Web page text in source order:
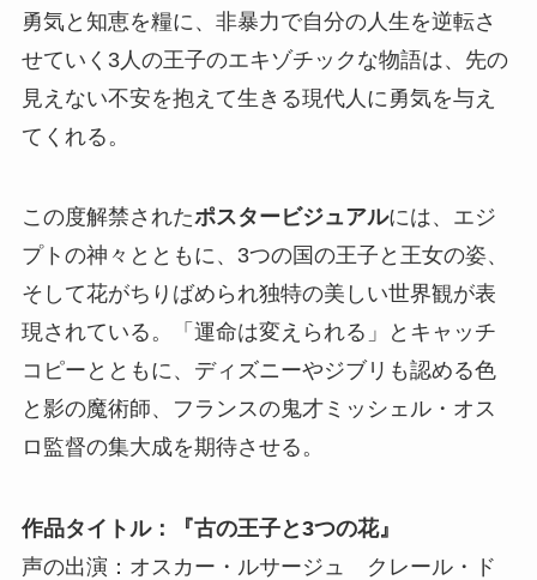
勇気と知恵を糧に、非暴力で自分の人生を逆転さ
せていく3人の王子のエキゾチックな物語は、先の
見えない不安を抱えて生きる現代人に勇気を与え
てくれる。
この度解禁されたポスタービジュアルには、エジ
プトの神々とともに、3つの国の王子と王女の姿、
そして花がちりばめられ独特の美しい世界観が表
現されている。「運命は変えられる」とキャッチ
コピーとともに、ディズニーやジブリも認める色
と影の魔術師、フランスの鬼才ミッシェル・オス
ロ監督の集大成を期待させる。
作品タイトル：『古の王子と3つの花』
声の出演：オスカー・ルサージュ クレール・ド